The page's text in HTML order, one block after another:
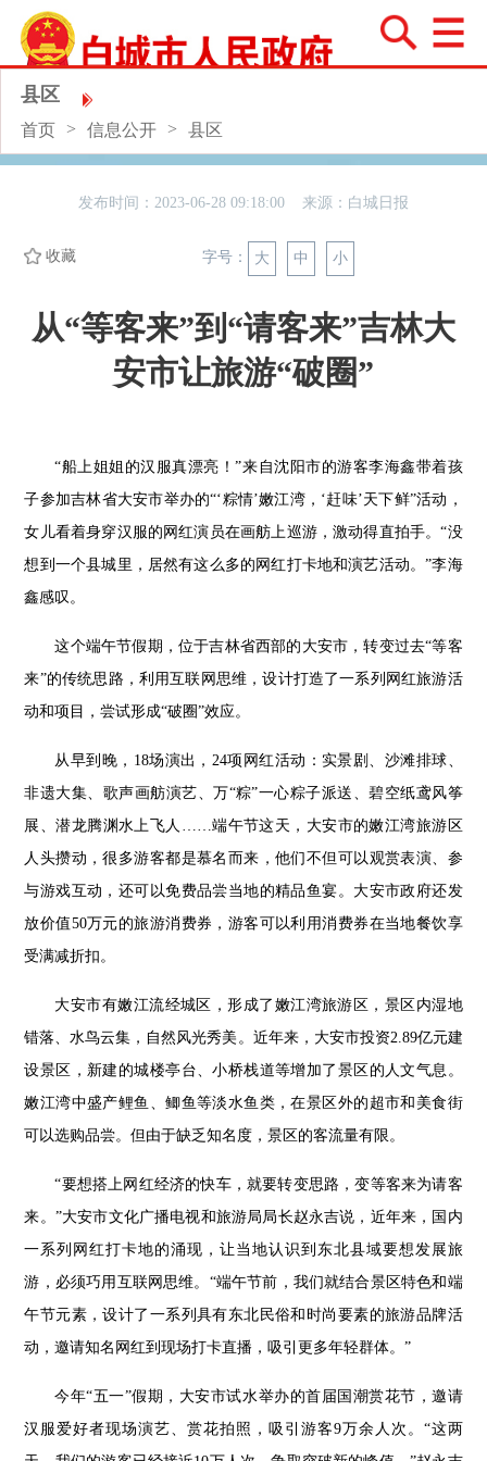
县区
首页 > 信息公开 > 县区
发布时间：2023-06-28 09:18:00 来源： 白城日报
收藏 字号： 大 中 小
从“等客来”到“请客来”吉林大
安市让旅游“破圈”
“船上姐姐的汉服真漂亮！”来自沈阳市的游客李海鑫带着孩
子参加吉林省大安市举办的“‘粽情’嫩江湾，‘赶味’天下鲜”活动，
女儿看着身穿汉服的网红演员在画舫上巡游，激动得直拍手。“没
想到一个县城里，居然有这么多的网红打卡地和演艺活动。”李海
鑫感叹。
这个端午节假期，位于吉林省西部的大安市，转变过去“等客
来”的传统思路，利用互联网思维，设计打造了一系列网红旅游活
动和项目，尝试形成“破圈”效应。
从早到晚， 18场演出， 24项网红活动：实景剧、沙滩排球、
非遗大集、歌声画舫演艺、万“粽”一心粽子派送、碧空纸鸢风筝
展、潜龙腾渊水上飞人……端午节这天，大安市的嫩江湾旅游区
人头攒动，很多游客都是慕名而来，他们不但可以观赏表演、参
与游戏互动，还可以免费品尝当地的精品鱼宴。大安市政府还发
放价值50万元的旅游消费券，游客可以利用消费券在当地餐饮享
受满减折扣。
大安市有嫩江流经城区，形成了嫩江湾旅游区，景区内湿地
错落、水鸟云集，自然风光秀美。近年来，大安市投资2.89亿元建
设景区，新建的城楼亭台、小桥栈道等增加了景区的人文气息。
嫩江湾中盛产鲤鱼、鲫鱼等淡水鱼类，在景区外的超市和美食街
可以选购品尝。但由于缺乏知名度，景区的客流量有限。
“要想搭上网红经济的快车，就要转变思路，变等客来为请客
来。”大安市文化广播电视和旅游局局长赵永吉说，近年来，国内
一系列网红打卡地的涌现，让当地认识到东北县域要想发展旅
游，必须巧用互联网思维。“端午节前，我们就结合景区特色和端
午节元素，设计了一系列具有东北民俗和时尚要素的旅游品牌活
动，邀请知名网红到现场打卡直播，吸引更多年轻群体。”
今年“五一”假期，大安市试水举办的首届国潮赏花节，邀请
汉服爱好者现场演艺、赏花拍照，吸引游客9万余人次。“这两